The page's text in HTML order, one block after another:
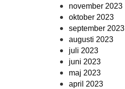
november 2023
oktober 2023
september 2023
augusti 2023
juli 2023
juni 2023
maj 2023
april 2023